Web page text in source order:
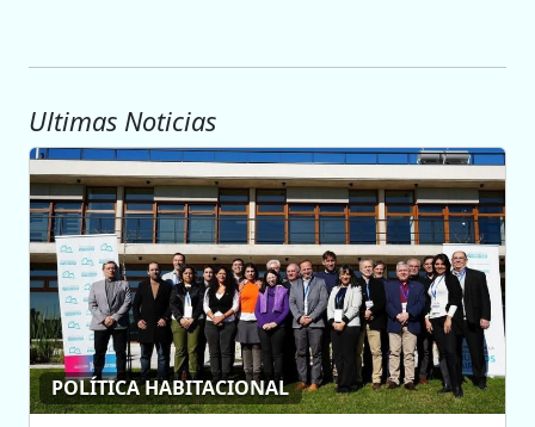
Ultimas Noticias
POLÍTICA HABITACIONAL